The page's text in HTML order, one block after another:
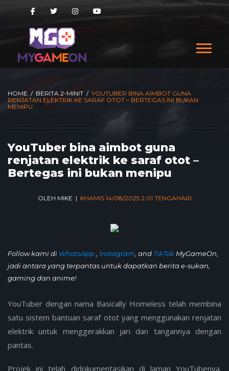
HOME / BERITA 2-MINIT / YOUTUBER BINA AIMBOT GUNA
RENJATAN ELEKTRIK KE SARAF OTOT – BERTEGAS INI BUKAN
MENIPU
YouTuber bina aimbot guna
renjatan elektrik ke saraf otot –
Bertegas ini bukan menipu
OLEH MIKE | KHAMIS 14/08/2025 2:01 TENGAHARI
Follow kami di WhatsApp Instagram , and TikTok MyGameOn,
jadi antara yang terpantas untuk dapatkan berita e-sukan,
gaming dan anime!
YouTuber dengan nama Basically Homeless telah membina
satu sistem bantuan saraf otot yang menggunakan renjatan
elektrik untuk menggerakkan jari dan tangannya dengan
pantas.
Projek ini telah didokumentasikan di laman YouTubenya.